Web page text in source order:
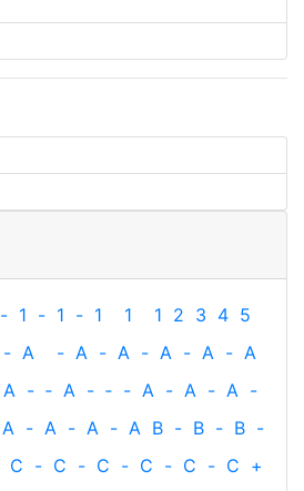
- 1 - 1 - 1 1 1 2 3 4 5
- A - A - A - A - A - A
A - ‐ A - ‐ - A - A - A -
A - A - A - A B - B - B -
C - C - C - C - C - C +